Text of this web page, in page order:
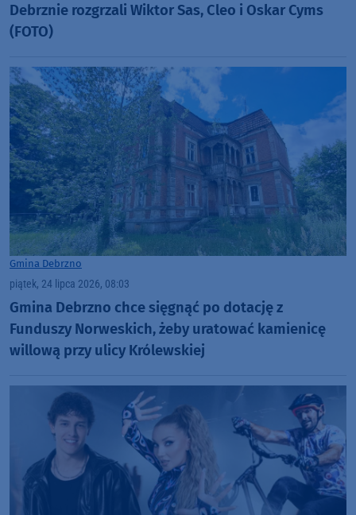
Debrznie rozgrzali Wiktor Sas, Cleo i Oskar Cyms
(FOTO)
Gmina Debrzno
piątek, 24 lipca 2026, 08:03
Gmina Debrzno chce sięgnąć po dotację z
Funduszy Norweskich, żeby uratować kamienicę
willową przy ulicy Królewskiej